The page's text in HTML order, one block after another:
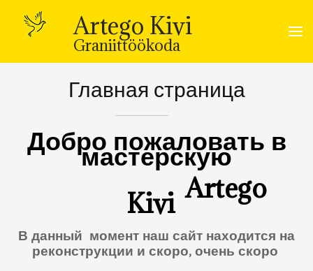
content
(Press
Artego Kivi
Graniittöökoda
Главная страница
Добро пожаловать в
мастерскую
Artego
Kivi
В данный момент наш сайт находится на
реконструкции и скоро, очень скоро